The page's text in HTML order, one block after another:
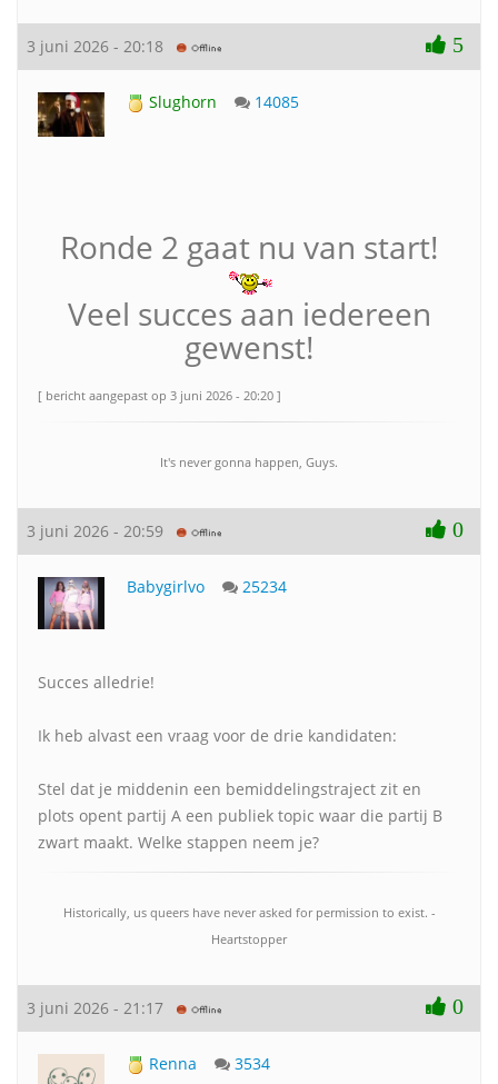
3 juni 2026 - 20:18 5
Slughorn 14085
Ronde 2 gaat nu van start!
Veel succes aan iedereen
gewenst!
[ bericht aangepast op 3 juni 2026 - 20:20 ]
It's never gonna happen, Guys.
3 juni 2026 - 20:59 0
Babygirlvo 25234
Succes alledrie!
Ik heb alvast een vraag voor de drie kandidaten:
Stel dat je middenin een bemiddelingstraject zit en
plots opent partij A een publiek topic waar die partij B
zwart maakt. Welke stappen neem je?
Historically, us queers have never asked for permission to exist. -
Heartstopper
3 juni 2026 - 21:17 0
Renna 3534